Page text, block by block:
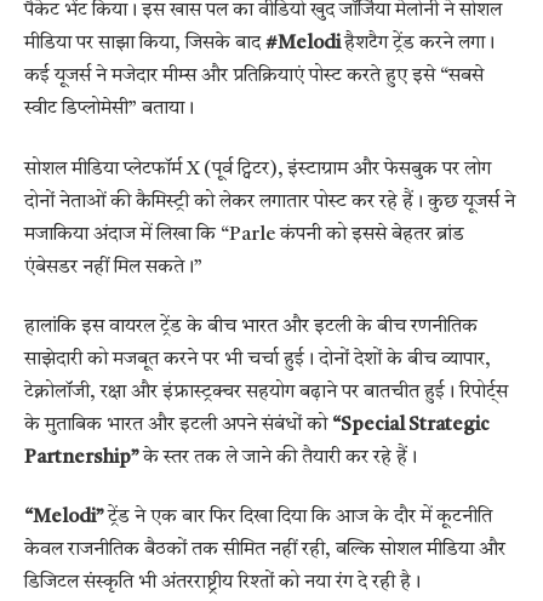
पैकेट भेंट किया। इस खास पल का वीडियो खुद जॉर्जिया मेलोनी ने सोशल
मीडिया पर साझा किया, जिसके बाद#Melodiहैशटैग ट्रेंड करने लगा।
कई यूजर्स ने मजेदार मीम्स और प्रतिक्रियाएं पोस्ट करते हुए इसे “सबसे
स्वीट डिप्लोमेसी” बताया।
सोशल मीडिया प्लेटफॉर्म X (पूर्व ट्विटर), इंस्टाग्राम और फेसबुक पर लोग
दोनों नेताओं की कैमिस्ट्री को लेकर लगातार पोस्ट कर रहे हैं। कुछ यूजर्स ने
मजाकिया अंदाज में लिखा कि “Parle कंपनी को इससे बेहतर ब्रांड
एंबेसडर नहीं मिल सकते।”
हालांकि इस वायरल ट्रेंड के बीच भारत और इटली के बीच रणनीतिक
साझेदारी को मजबूत करने पर भी चर्चा हुई। दोनों देशों के बीच व्यापार,
टेक्नोलॉजी, रक्षा और इंफ्रास्ट्रक्चर सहयोग बढ़ाने पर बातचीत हुई। रिपोर्ट्स
के मुताबिक भारत और इटली अपने संबंधों को “Special Strategic
Partnership”के स्तर तक ले जाने की तैयारी कर रहे हैं।
“Melodi”ट्रेंड ने एक बार फिर दिखा दिया कि आज के दौर में कूटनीति
केवल राजनीतिक बैठकों तक सीमित नहीं रही, बल्कि सोशल मीडिया और
डिजिटल संस्कृति भी अंतरराष्ट्रीय रिश्तों को नया रंग दे रही है।